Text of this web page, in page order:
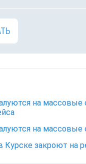
на массовые
на массовые
закроют на